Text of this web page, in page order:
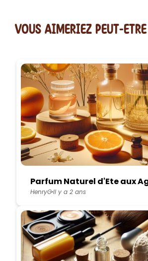
vous AIMERiEZ PEUT-
Parfum Naturel d'Ete aux
HenryGIl y a 2 ans